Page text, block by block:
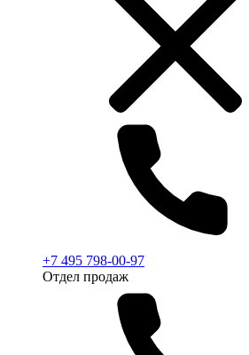
+7 495 798-00-97
Отдел продаж